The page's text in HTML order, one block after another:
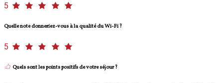
5
Quelle note donneriez-vous à la qualité du Wi-Fi ?
5
Quels sont les points positifs de votre séjour ?